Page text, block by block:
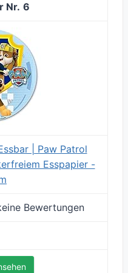
6
| Paw Patrol
Esspapier -
Bewertungen